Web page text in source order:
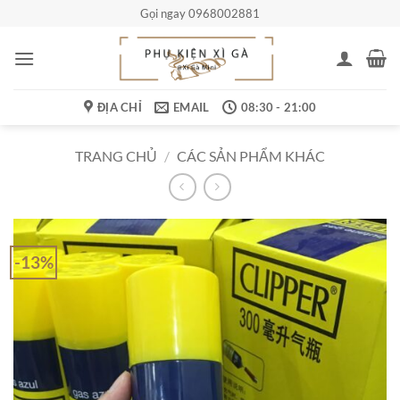
nội
Gọi ngay 0968002881
ĐỊA CHỈ EMAIL 08:30 - 21:00
TRANG CHỦ / CÁC SẢN PHẨM KHÁC
-13%